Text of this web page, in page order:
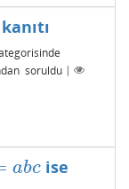
soruldu |
abc ise